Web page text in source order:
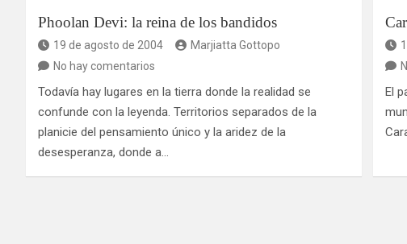
Phoolan Devi: la reina de los bandidos
19 de agosto de 2004
Marjiatta Gottopo
No hay comentarios
Todavía hay lugares en la tierra donde la realidad se
confunde con la leyenda. Territorios separados de la
planicie del pensamiento único y la aridez de la
desesperanza, donde a…
El